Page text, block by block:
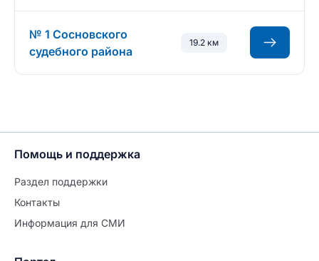
№ 1 Сосновского
судебного района
19.2 км
Помощь и поддержка
Раздел поддержки
Контакты
Информация для СМИ